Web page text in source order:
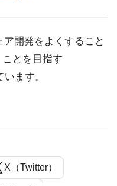
開発をよくすること
とを目指す
ます。
X（Twitter）